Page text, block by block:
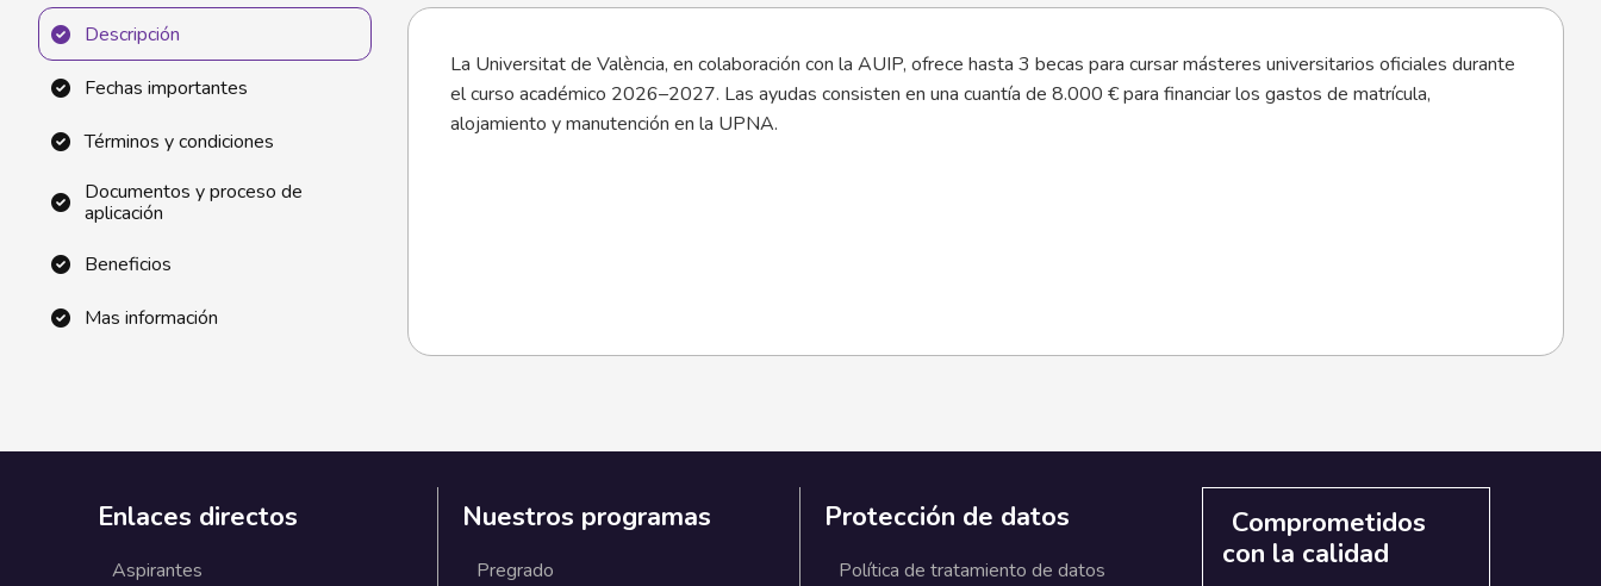
Descripción
Fechas importantes
Términos y condiciones
Documentos y proceso de
aplicación
Beneficios
Mas información
La Universitat de València, en colaboración con la AUIP, ofrece hasta 3 becas para cursar másteres universitarios oficiales durante
el curso académico 2026–2027. Las ayudas consisten en una cuantía de 8.000 € para financiar los gastos de matrícula,
alojamiento y manutención en la UPNA.
Enlaces directos
Aspirantes
Nuestros programas
Pregrado
Protección de datos
Política de tratamiento de datos
Comprometidos
con la calidad